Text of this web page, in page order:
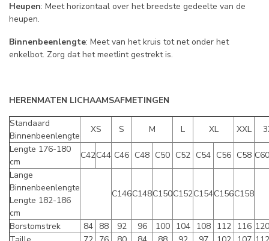
Heupen: Meet horizontaal over het breedste gedeelte van de
heupen.
Binnenbeenlengte: Meet van het kruis tot net onder het
enkelbot. Zorg dat het meetlint gestrekt is.
HERENMATEN LICHAAMSAFMETINGEN
Standaard
Binnenbeenlengte
XS S M L XL XXL
Lengte 176-180
cm
C42C44 C46 C48 C50 C52 C54 C56 C58 C60
Lange
Binnenbeenlengte
Lengte 182-186
cm
C146C148C150C152C154C156C158
Borstomstrek 84 88 92 96 100 104 108 112 116 120